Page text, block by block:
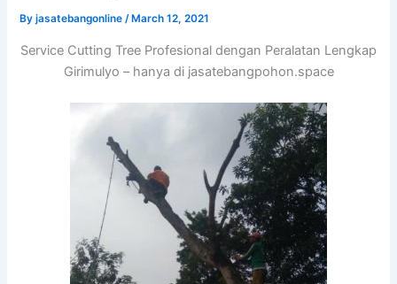
Byjasatebangonline/ March 12, 2021
Service Cutting Tree Profesional dengan Peralatan Lengkap
Girimulyo – hanya di jasatebangpohon.space